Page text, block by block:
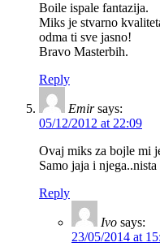
Boile ispale fantazija.
Miks je stvarno
odma ti sve jasno!
Bravo Masterbih.
Reply
Emir says:
05/12/2012 at 22:09
Ovaj miks za bojle mi
Samo jaja i
Reply
Ivo says:
23/05/2014 at